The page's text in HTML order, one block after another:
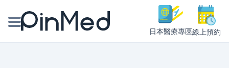
日本醫療專區線上預約